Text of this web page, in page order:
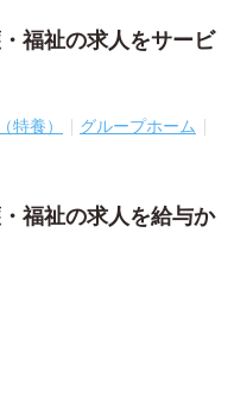
福祉の求人をサービ
特養）
グループホーム
福祉の求人を給与か